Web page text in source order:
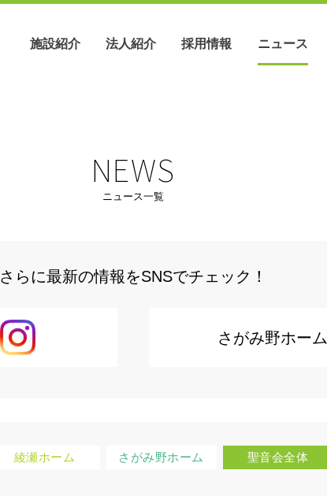
施設紹介
綾瀬ホーム
法人紹介 採用情報 ニュース
NEWS
ニュース一覧
さらに最新の情報をSNSでチェック！
さがみ野ホーム
綾瀬ホーム さがみ野ホーム 聖音会全体